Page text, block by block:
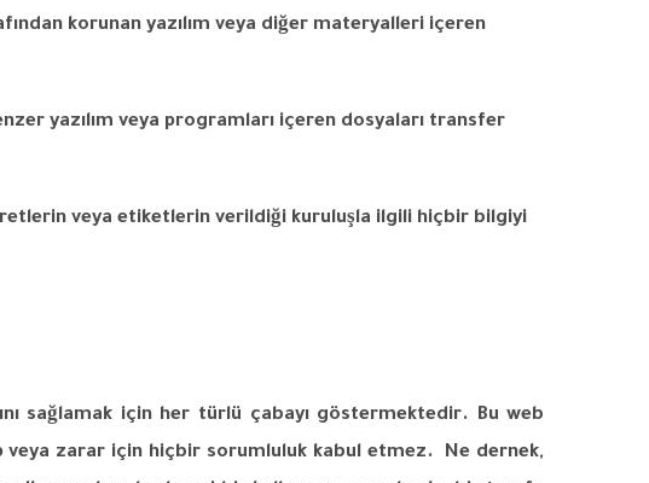
korunan yazılım veya diğer materyalleri içeren
yazılım veya programları içeren dosyaları transfer
veya etiketlerin verildiği kuruluşla ilgili hiçbir bilgiyi
sağlamak içinher türlü çabayı göstermektedir. Bu web
veya zarar için hiçbir sorumluluk kabul etmez. Ne dernek,